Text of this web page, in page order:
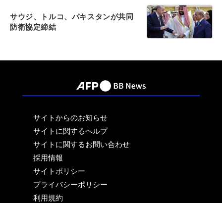
サウジ、トルコ、パキスタンが共同
防衛協定締結
サイトからのお知らせ
サイトに関するヘルプ
サイトに関するお問い合わせ
採用情報
サイトポリシー
プライバシーポリシー
利用規約